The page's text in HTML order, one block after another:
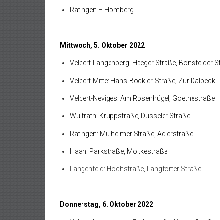
Ratingen – Homberg
Mittwoch, 5. Oktober 2022
Velbert-Langenberg: Heeger Straße, Bonsfelder
Velbert-Mitte: Hans-Böckler-Straße, Zur Dalbeck
Velbert-Neviges: Am Rosenhügel, Goethestraße
Wülfrath: Kruppstraße, Düsseler Straße
Ratingen: Mülheimer Straße, Adlerstraße
Haan: Parkstraße, Moltkestraße
Langenfeld: Hochstraße, Langforter Straße
Donnerstag, 6. Oktober 2022